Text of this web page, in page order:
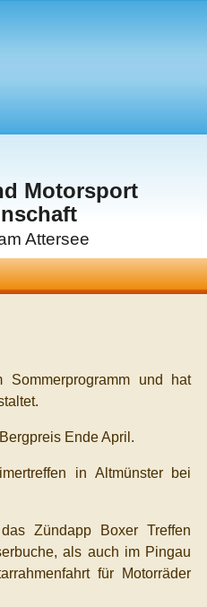
Motorsport
Attersee
und hat
Ende April.
in Altmünster bei
Zündapp Boxer Treffen
als auch im Pingau
für Motorräder